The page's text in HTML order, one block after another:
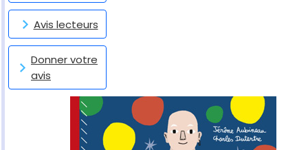
Avis lecteurs
Donner votre
avis